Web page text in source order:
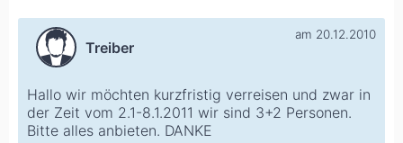
Treiber
am 20.12.2010
Hallo wir möchten kurzfristig verreisen und zwar in
der Zeit vom 2.1-8.1.2011 wir sind 3+2 Personen.
Bitte alles anbieten. DANKE